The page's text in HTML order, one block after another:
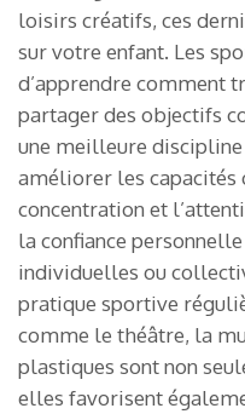
loisirs créatifs, ces
sur votre enfant. Les
d’apprendre comment
partager des objectifs
une meilleure
améliorer les capacités
concentration et
la confiance
individuelles ou
pratique sportive
comme le théâtre, la
plastiques sont non
elles favorisent